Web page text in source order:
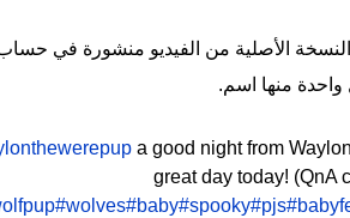
الأصلية من الفيديو منشورة في
منها اسم.
a good night from
great day today! (QnA
#wolves#baby#spooky#pjs